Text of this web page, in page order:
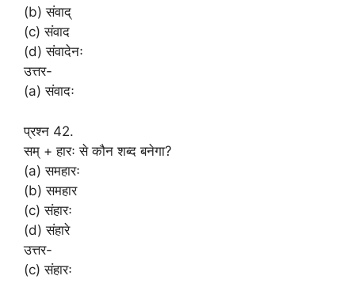
(b) संवाद्
(c) संवाद
(d) संवादेनः
उत्तर-
(a) संवादः
प्रश्न 42.
सम् + हारः से कौन शब्द बनेगा?
(a) समहारः
(b) समहार
(c) संहारः
(d) संहारे
उत्तर-
(c) संहारः